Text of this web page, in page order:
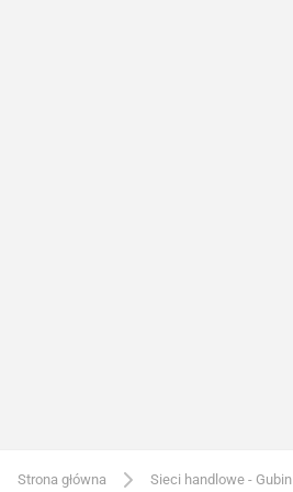
Strona główna Sieci handlowe - Gubin